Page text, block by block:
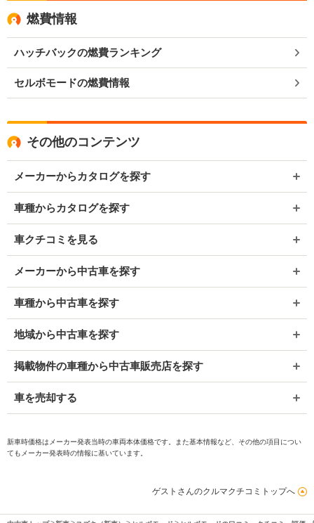
燃費情報
ハッチバックの燃費ランキング
セルボモードの燃費情報
その他のコンテンツ
メーカーからカタログを探す
車種からカタログを探す
車クチコミを見る
メーカーから中古車を探す
車種から中古車を探す
地域から中古車を探す
掲載物件の車種から中古車販売店を探す
車を売却する
新車時価格はメーカー発表当時の車両本体価格です。また基本情報など、その他の項目につい
てもメーカー発表時の情報に基いています。
ゲストさんのクルマクチコミトップへ